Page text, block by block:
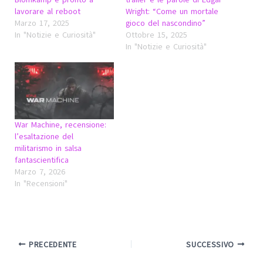
lavorare al reboot
Marzo 17, 2025
In "Notizie e Curiosità"
Wright: “Come un mortale
gioco del nascondino”
Ottobre 15, 2025
In "Notizie e Curiosità"
War Machine, recensione:
l’esaltazione del
militarismo in salsa
fantascientifica
Marzo 7, 2026
In "Recensioni"
PRECEDENTE SUCCESSIVO